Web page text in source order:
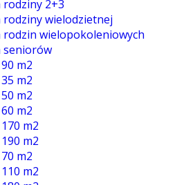
2+3
wielodzietnej
wielopokoleniowych
seniorów
m2
m2
m2
m2
m2
m2
m2
m2